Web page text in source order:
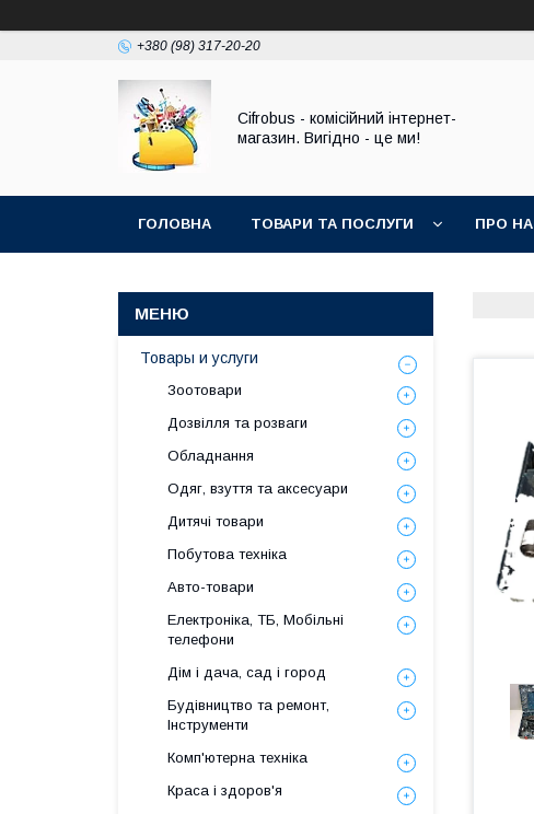
+380 (98) 317-20-20
Cifrobus - комiсiйний iнтернет-
магазин. Вигiдно - це ми!
ГОЛОВНА ТОВАРИ ТА ПОСЛУГИ ПРО
Товары и услуги
Зоотовари
Дозвілля та розваги
Обладнання
Одяг, взуття та аксесуари
Дитячі товари
Побутова техніка
Авто-товари
Електроніка, ТБ, Мобільні
телефони
Дім і дача, сад і город
Будівництво та ремонт,
Інструменти
Комп'ютерна техніка
Краса і здоров'я